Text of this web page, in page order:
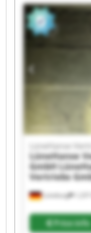
LüneHanse
Vertriebs GmbH
LüneHanse
Vertriebs GmbH
Vertriebs GmbH
LüneHanse
Vertriebs GmbH
LüneHanse
Lüneburg
LüneHanse
LüneHanse
GmbH
Vertriebs
Price info